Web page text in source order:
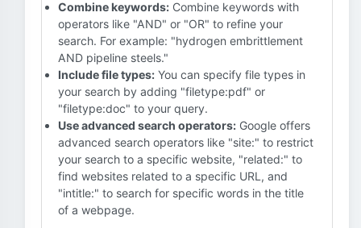
Combine keywords: Combine keywords with
operators like "AND" or "OR" to refine your
search. For example: "hydrogen embrittlement
AND pipeline steels."
Include file types: You can specify file types in
your search by adding "filetype:pdf" or
"filetype:doc" to your query.
Use advanced search operators: Google offers
advanced search operators like "site:" to restrict
your search to a specific website, "related:" to
find websites related to a specific URL, and
"intitle:" to search for specific words in the title
of a webpage.